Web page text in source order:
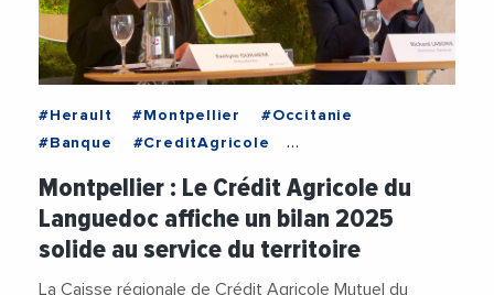
#Herault #Montpellier
#Occitanie
#Banque
#CreditAgricole
#Entreprises
#EvelyneGuilhem
#Finance
#RichardLaborie
#Videos
Montpellier : Le Crédit Agricole du
Languedoc affiche un bilan 2025
solide au service du territoire
La Caisse régionale de Crédit Agricole Mutuel du